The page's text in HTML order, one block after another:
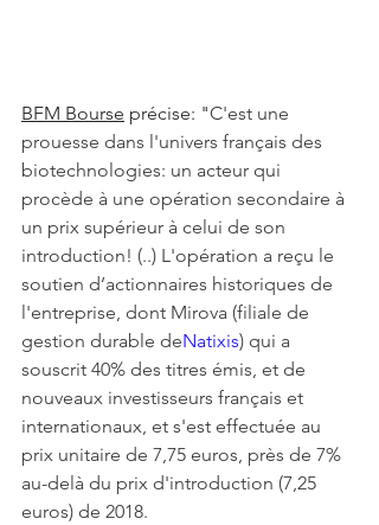
BFM Bourse précise: "C'est une
prouesse dans l'univers français des
biotechnologies: un acteur qui
procède à une opération secondaire à
un prix supérieur à celui de son
introduction! (..) L'opération a reçu le
soutien d’actionnaires historiques de
l'entreprise, dont Mirova (filiale de
gestion durable deNatixis) qui a
souscrit 40% des titres émis, et de
nouveaux investisseurs français et
internationaux, et s'est effectuée au
prix unitaire de 7,75 euros, près de 7%
au-delà du prix d'introduction (7,25
euros) de 2018.